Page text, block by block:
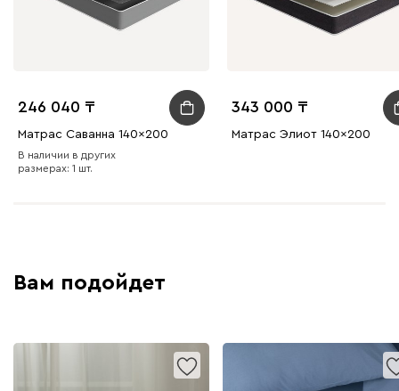
246 040
Матрас Саванна 140x200
В наличии в других
размерах: 1 шт.
343 000
Матрас Элиот 140x200
Вам подойдет